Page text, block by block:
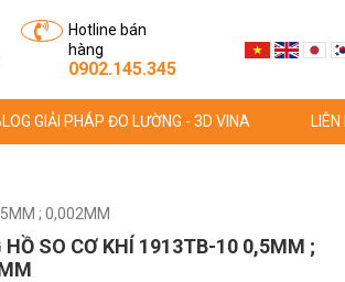
Hotline bán
hàng
0902.145.345
GIẢI PHÁP ĐO LƯỜNG - 3D VINA LIÊN
; 0,002MM
HỒ SO CƠ KHÍ 1913TB-10 0,5MM ;